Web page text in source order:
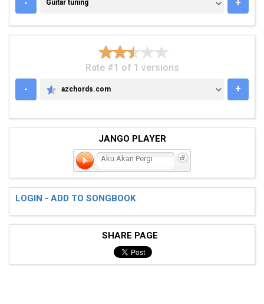
- Guitar tuning +
Rate #1 of 1 versions
-
AZCHORDS.COM
azchords.com +
JANGO PLAYER
Aku Akan Pergi
LOGIN - ADD TO SONGBOOK
SHARE PAGE